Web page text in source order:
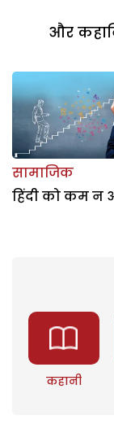
और
सामाजिक
हिंदी को कम
कहानी